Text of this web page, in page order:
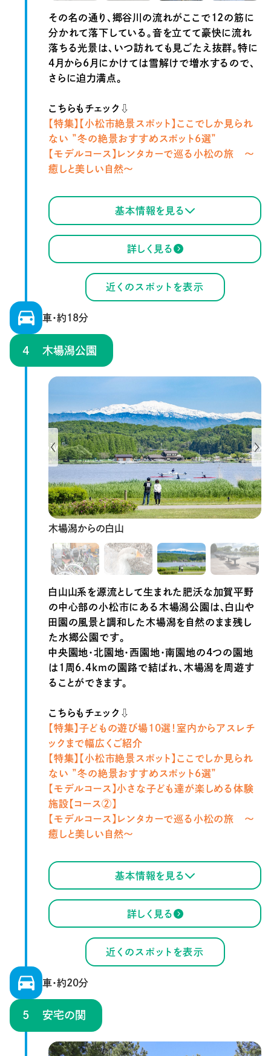
その名の通り、郷谷川の流れがここで12の筋に
分かれて落下している。音を立てて豪快に流れ
落ちる光景は、いつ訪れても見ごたえ抜群。特に
4月から6月にかけては雪解けで増水するので、
さらに迫力満点。
こちらもチェック⇩
【特集】【小松市絶景スポット】ここでしか見られ
ない ”冬の絶景おすすめスポット6選”
【モデルコース】 レンタカーで巡る小松の旅 ～
癒しと美しい自然～
基本情報を見る
詳しく見る
近くのスポットを表示
車・約18分
木場潟公園
白山山系を源流として生まれた肥沃な加賀平野
の中心部の小松市にある木場潟公園は、白山や
田園の風景と調和した木場潟を自然のまま残し
た水郷公園です。
中央園地・北園地・西園地・南園地の4つの園地
は1周6.4kmの園路で結ばれ、木場潟を周遊す
ることができます。
こちらもチェック⇩
【特集】子どもの遊び場10選！室内からアスレチ
ックまで幅広くご紹介
【特集】 【小松市絶景スポット】ここでしか見られ
ない ”冬の絶景おすすめスポット6選”
【モデルコース】小さな子ども達が楽しめる体験
施設【コース②】
【モデルコース】 レンタカーで巡る小松の旅 ～
癒しと美しい自然～
基本情報を見る
詳しく見る
近くのスポットを表示
Previous
木場潟からの白山
Next
車・約20分
安宅の関